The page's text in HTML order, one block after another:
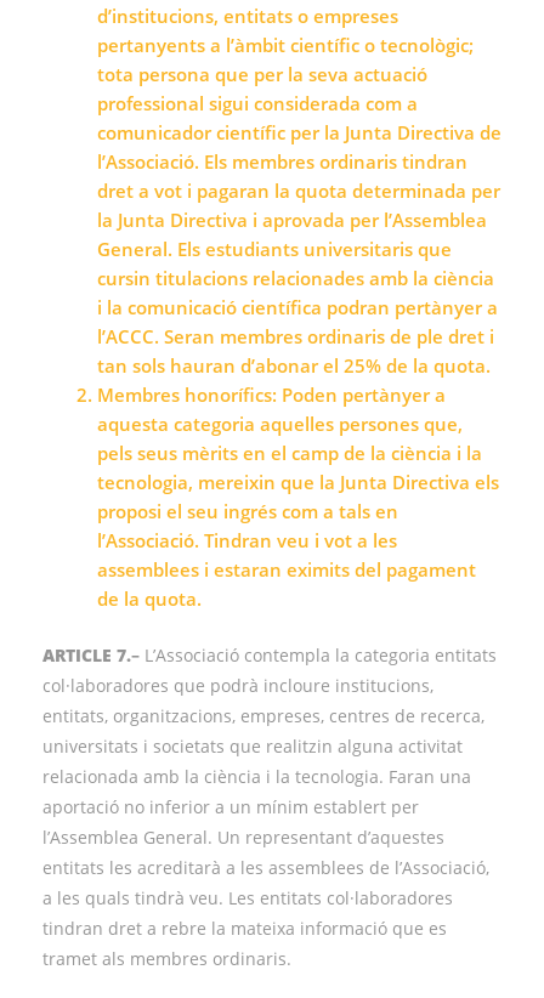
d’institucions, entitats o empreses
pertanyents a l’àmbit científic o tecnològic;
tota persona que per la seva actuació
professional sigui considerada com a
comunicador científic per la Junta Directiva de
l’Associació. Els membres ordinaris tindran
dret a vot i pagaran la quota determinada per
la Junta Directiva i aprovada per l’Assemblea
General. Els estudiants universitaris que
cursin titulacions relacionades amb la ciència
i la comunicació científica podran pertànyer a
l’ACCC. Seran membres ordinaris de ple dret i
tan sols hauran d’abonar el 25% de la quota.
Membres honorífics: Poden pertànyer a
aquesta categoria aquelles persones que,
pels seus mèrits en el camp de la ciència i la
tecnologia, mereixin que la Junta Directiva els
proposi el seu ingrés com a tals en
l’Associació. Tindran veu i vot a les
assemblees i estaran eximits del pagament
de la quota.
ARTICLE 7.– L’Associació contempla la categoria entitats
col·laboradores que podrà incloure institucions,
entitats, organitzacions, empreses, centres de recerca,
universitats i societats que realitzin alguna activitat
relacionada amb la ciència i la tecnologia. Faran una
aportació no inferior a un mínim establert per
l’Assemblea General. Un representant d’aquestes
entitats les acreditarà a les assemblees de l’Associació,
a les quals tindrà veu. Les entitats col·laboradores
tindran dret a rebre la mateixa informació que es
tramet als membres ordinaris.